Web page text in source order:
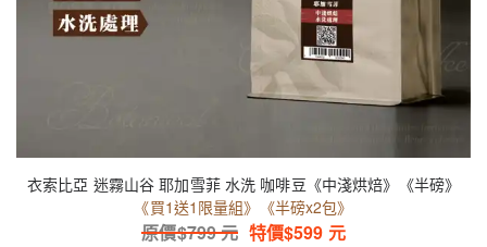
衣索比亞 迷霧山谷 耶加雪菲 水洗 咖啡豆《中淺烘焙》《半磅》
《買1送1限量組》《半磅x2包》
原價$799元 特價$599 元